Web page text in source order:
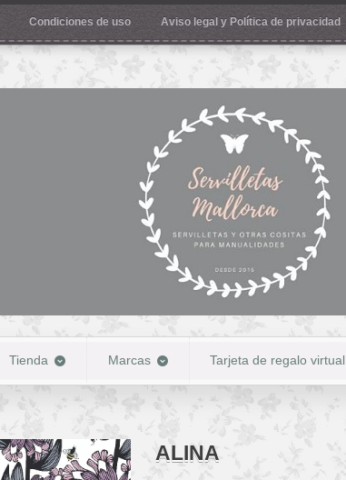
Condiciones de uso Aviso legal y Política de privacidad
Tienda Marcas Tarjeta de regalo virtual
ALINA